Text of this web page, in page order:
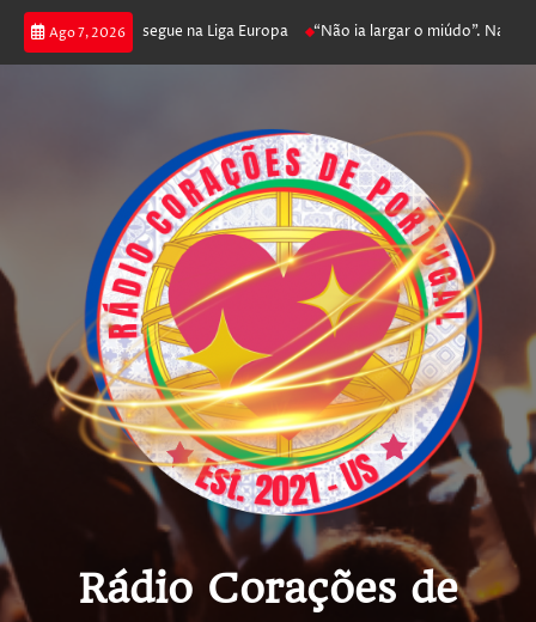
Ago 7, 2026
poker e prossegue na Liga Europa “Não ia largar o miúdo”.
Rádio Corações de